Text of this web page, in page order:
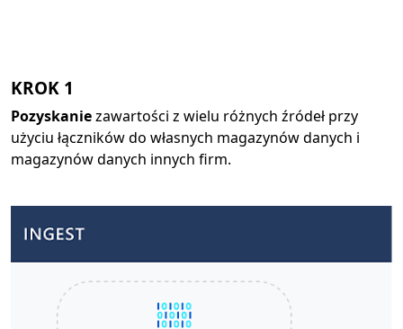
KROK 1
Pozyskaniezawartości z wielu różnych źródeł przy
użyciu łączników do własnych magazynów danych i
magazynów danych innych firm.